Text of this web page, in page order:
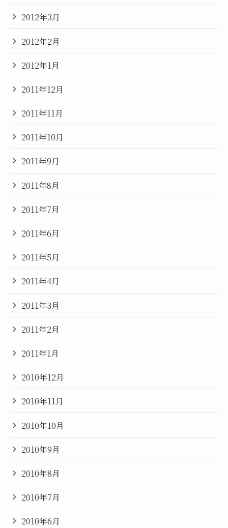
2012年3月
2012年2月
2012年1月
2011年12月
2011年11月
2011年10月
2011年9月
2011年8月
2011年7月
2011年6月
2011年5月
2011年4月
2011年3月
2011年2月
2011年1月
2010年12月
2010年11月
2010年10月
2010年9月
2010年8月
2010年7月
2010年6月